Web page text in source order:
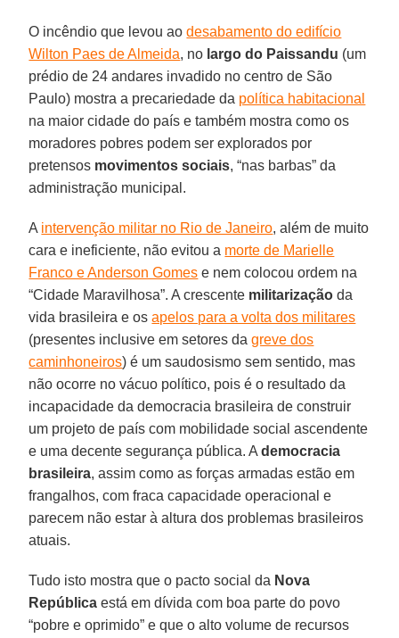
O incêndio que levou aodesabamento do edifício
Wilton Paes de Almeida, no largo do Paissandu (um
prédio de 24 andares invadido no centro de São
Paulo) mostra a precariedade da política habitacional
na maior cidade do país e também mostra como os
moradores pobres podem ser explorados por
pretensos movimentos sociais, “nas barbas” da
administração municipal.
A intervenção militar no Rio de Janeiro, além de muito
cara e ineficiente, não evitou a morte de Marielle
Franco e Anderson Gomes e nem colocou ordem na
“Cidade Maravilhosa”. A crescente militarização da
vida brasileira e osapelos para a volta dos militares
(presentes inclusive em setores dagreve dos
caminhoneiros) é um saudosismo sem sentido, mas
não ocorre no vácuo político, pois é o resultado da
incapacidade da democracia brasileira de construir
um projeto de país com mobilidade social ascendente
e uma decente segurança pública. Ademocracia
brasileira, assim como as forças armadas estão em
frangalhos, com fraca capacidade operacional e
parecem não estar à altura dos problemas brasileiros
atuais.
Tudo isto mostra que o pacto social da Nova
República está em dívida com boa parte do povo
“pobre e oprimido” e que o alto volume de recursos